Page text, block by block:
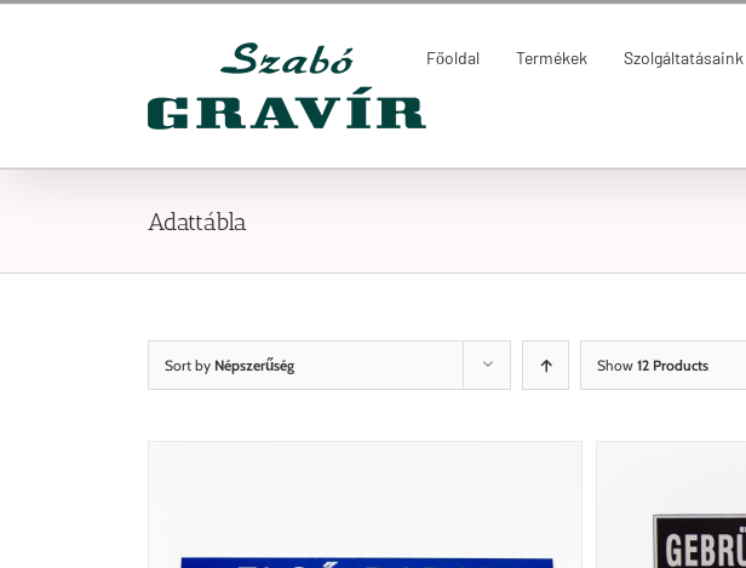
Kihagyás
Főoldal Termékek Szolgáltatásaink
Adattábla
Sort by Népszerűség Show 12 Products